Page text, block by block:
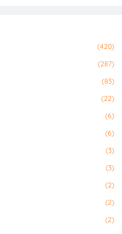
(420)
(287)
(83)
(22)
(6)
(6)
(3)
(3)
(2)
(2)
(2)